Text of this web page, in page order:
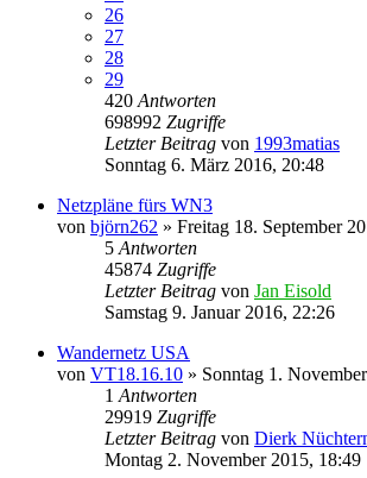
26
27
28
29
420 Antworten
698992 Zugriffe
Letzter Beitrag von 1993matias
Sonntag 6. März 2016, 20:48
Netzpläne fürs WN3
von björn262 » Freitag 18. September
5 Antworten
45874 Zugriffe
Letzter Beitrag von Jan Eisold
Samstag 9. Januar 2016, 22:26
Wandernetz USA
von VT18.16.10 » Sonntag 1.
1 Antworten
29919 Zugriffe
Letzter Beitrag von Dierk
Montag 2. November 2015, 18:49